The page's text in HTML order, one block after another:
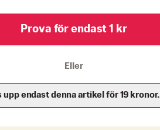
Prova för endast 1 kr
Eller
upp endast denna artikel för 19 kronor.